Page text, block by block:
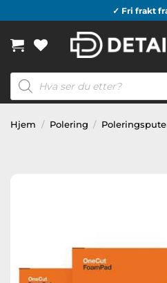
to
content
✓ Fri frakt
Products
search
Hjem / Polering /